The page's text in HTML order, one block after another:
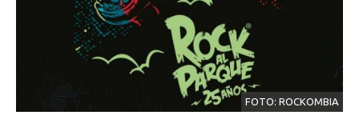
FOTO: ROCKOMBIA